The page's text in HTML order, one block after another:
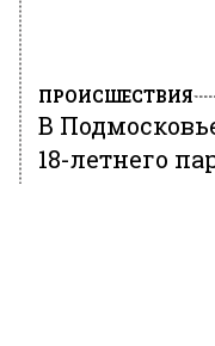
ПРОИСШЕСТВИЯ
В
18-летнего